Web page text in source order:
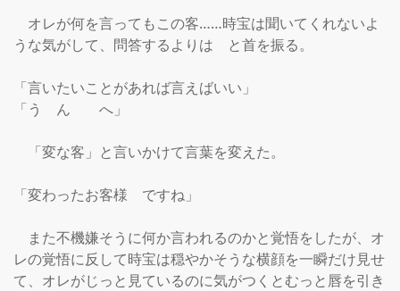
オレが何を言ってもこの客……時宝は聞いてくれないよ
うな気がして、問答するよりは　と首を振る。
「言いたいことがあれば言えばいい」
「う　ん　　へ」
「変な客」と言いかけて言葉を変えた。
「変わったお客様　ですね」
また不機嫌そうに何か言われるのかと覚悟をしたが、オ
レの覚悟に反して時宝は穏やかそうな横顔を一瞬だけ見せ
て、オレがじっと見ているのに気がつくとむっと唇を引き